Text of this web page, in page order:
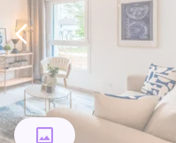
Habiter
Investir
Actualités